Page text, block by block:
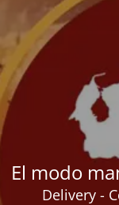
El modo
Delivery -